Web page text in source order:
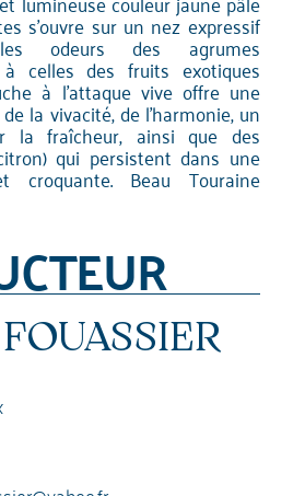
s'ouvre sur un nez expressif
odeurs des agrumes
à celles des fruits exotiques
à l'attaque vive offre une
la vivacité, de l'harmonie, un
la fraîcheur, ainsi que des
qui persistent dans une
croquante. Beau Touraine